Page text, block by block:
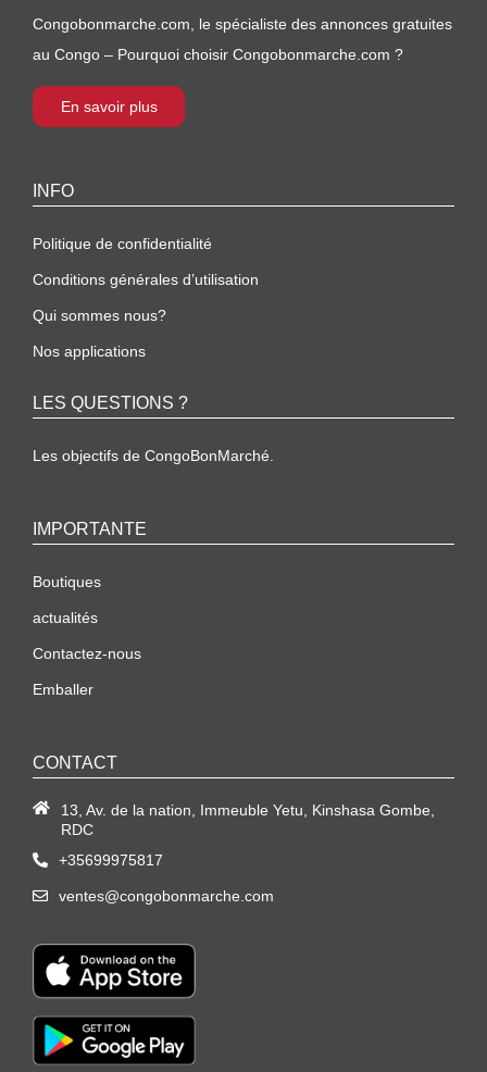
Congobonmarche.com, le spécialiste des annonces gratuites
au Congo – Pourquoi choisir Congobonmarche.com ?
En savoir plus
INFO
Politique de confidentialité
Conditions générales d’utilisation
Qui sommes nous?
Nos applications
LES QUESTIONS ?
Les objectifs de CongoBonMarché.
IMPORTANTE
Boutiques
actualités
Contactez-nous
Emballer
CONTACT
13, Av. de la nation, Immeuble Yetu, Kinshasa Gombe,
RDC
+35699975817
ventes@congobonmarche.com